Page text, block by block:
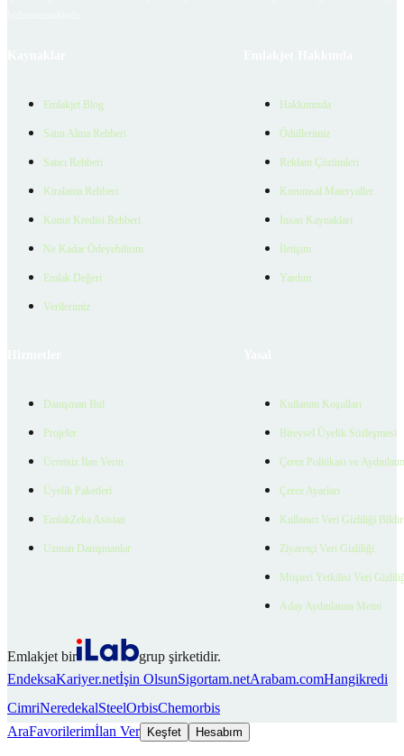
Emlakjet Blog
Satın Alma Rehberi
Satıcı Rehberi
Kiralama Rehberi
Konut Kredisi Rehberi
Ne Kadar Ödeyebilirim
Emlak Değeri
Verilerimiz
Hakkımızda
Ödüllerimiz
Reklam Çözümleri
Kurumsal Materyaller
İnsan Kaynakları
İletişim
Yardım
Danışman Bul
Projeler
Ücretsiz İlan Verin
Üyelik Paketleri
EmlakZeka Asistan
Uzman Danışmanlar
Kullanım Koşulları
Bireysel Üyelik Sözleşmesi
Çerez Politikası ve
Çerez Ayarları
Kullanıcı Veri Gizliliği
Ziyaretçi Veri Gizliliği
Müşteri Yetkilisi Veri
Aday Aydınlatma Metni
Emlakjet bir
grup şirketidir.
EndeksaKariyer.netİşin OlsunSigortam.netArabam.comHangikredi
CimriNeredekalSteelOrbisChemorbis
AraFavorilerimİlan Ver Keşfet Hesabım